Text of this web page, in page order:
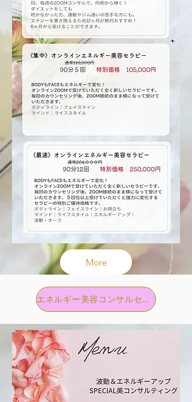
More
エネルギー美容コンサルセラピーはこちら